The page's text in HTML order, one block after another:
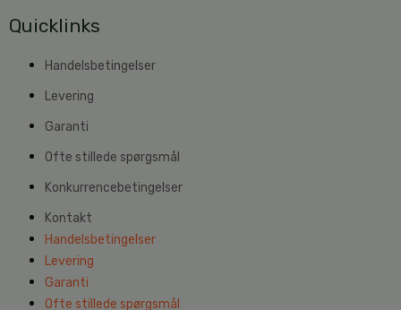
Quicklinks
Handelsbetingelser
Levering
Garanti
Ofte stillede spørgsmål
Konkurrencebetingelser
Kontakt
Handelsbetingelser
Levering
Garanti
Ofte stillede spørgsmål